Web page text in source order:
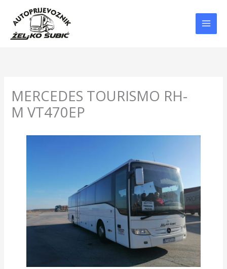
content
MERCEDES TOURISMO RH-
M VT470EP